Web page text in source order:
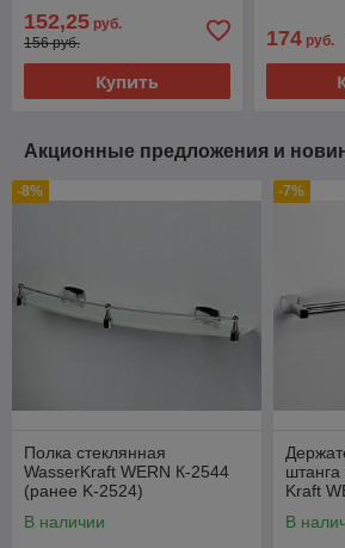
152,25 руб.
156 руб.
Купить
174руб.
Акционные предложения и
-8%
Полка стеклянная
WasserKraft WERN К-2544
(ранее K-2524)
В наличии
-7%
Kraft
В